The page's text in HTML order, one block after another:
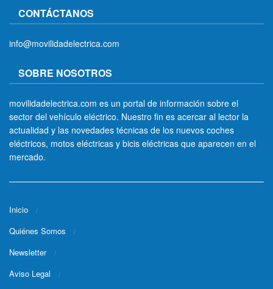
CONTÁCTANOS
info@movilidadelectrica.com
SOBRE NOSOTROS
movilidadelectrica.com es un portal de información sobre el
sector del vehículo eléctrico. Nuestro fin es acercar al lector la
actualidad y las novedades técnicas de los nuevos coches
eléctricos, motos eléctricas y bicis eléctricas que aparecen en el
mercado.
Inicio
Quiénes Somos
Newsletter
Aviso Legal